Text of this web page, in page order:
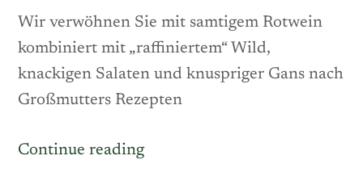
Wir verwöhnen Sie mit samtigem Rotwein
kombiniert mit „raffiniertem“ Wild,
knackigen Salaten und knuspriger Gans nach
Großmutters Rezepten
Continue reading„Kulinarische